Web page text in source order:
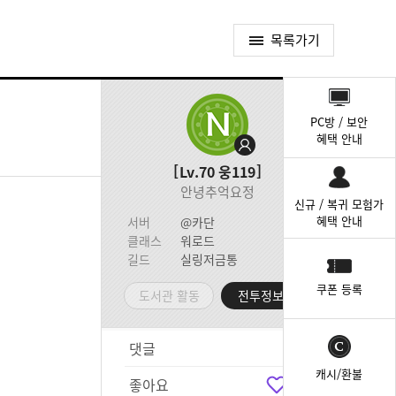
목록가기
Lv.70웅119
안녕추억요정
서버
@카단
클래스
워로드
길드
실링저금통
도서관 활동 전투정보실
댓글
좋아요
PC방 / 보안
혜택 안내
신규 / 복귀 모험가
혜택 안내
쿠폰 등록
캐시/환불